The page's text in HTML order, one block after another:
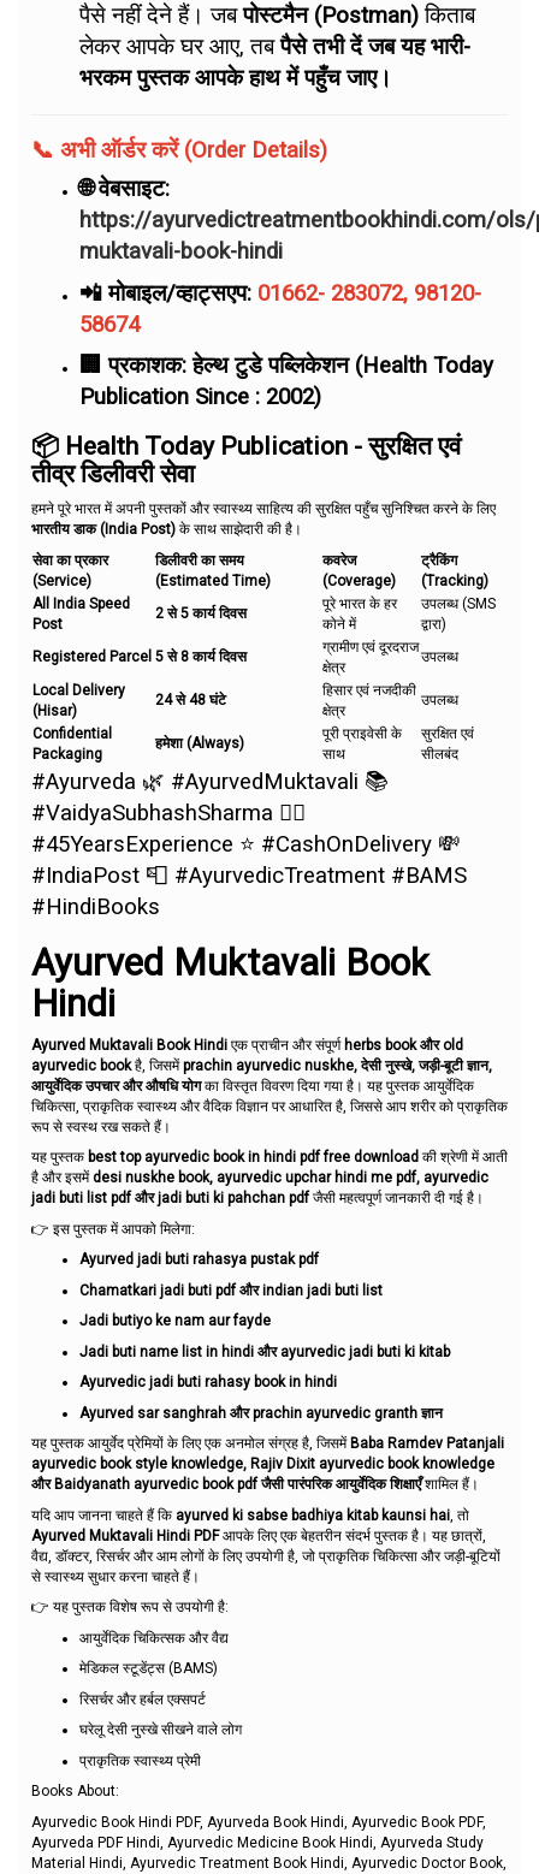
पैसे नहीं देने हैं। जबपोस्टमैन (Postman)किताब
लेकर आपके घर आए, तबपैसे तभी दें जब यह भारी-
भरकम पुस्तक आपके हाथ में पहुँच जाए।
📞 अभी ऑर्डर करें (Order Details)
🌐 वेबसाइट:
https://ayurvedictreatmentbookhindi.com/
muktavali-book-hindi
📲 मोबाइल/व्हाट्सएप: 01662- 283072, 98120-
58674
🏢 प्रकाशक: हेल्थ टुडे पब्लिकेशन (Health Today
Publication Since : 2002)
📦 Health Today Publication - सुरक्षित एवं
तीव्र डिलीवरी सेवा
हमने पूरे भारत में अपनी पुस्तकों और स्वास्थ्य साहित्य की सुरक्षित पहुँच सुनिश्चित करने के लिए
भारतीय डाक (India Post) के साथ साझेदारी की है।
सेवा का प्रकार
(Service)
डिलीवरी का समय
(Estimated Time)
कवरेज
(Coverage)
ट्रैकिंग
(Tracking)
All India Speed
Post
2 से 5 कार्य दिवस
पूरे भारत के हर
कोने में
उपलब्ध (SMS
द्वारा)
Registered Parcel 5 से 8 कार्य दिवस
ग्रामीण एवं दूरदराज
क्षेत्र
उपलब्ध
Local Delivery
(Hisar)
24 से 48 घंटे
हिसार एवं नजदीकी
क्षेत्र
उपलब्ध
Confidential
Packaging
हमेशा (Always)
पूरी प्राइवेसी के
साथ
सुरक्षित एवं
सीलबंद
#Ayurveda 🌿 #AyurvedMuktavali 📚
#VaidyaSubhashSharma 👨‍⚕️
#45YearsExperience ⭐ #CashOnDelivery 💸
#IndiaPost 📮 #AyurvedicTreatment #BAMS
#HindiBooks
Ayurved Muktavali Book
Hindi
Ayurved Muktavali Book Hindi एक प्राचीन और संपूर्ण herbs book और old
ayurvedic bookहै, जिसमेंprachin ayurvedic nuskhe, देसी नुस्खे, जड़ी-बूटी ज्ञान,
आयुर्वेदिक उपचार और औषधि योगका विस्तृत विवरण दिया गया है। यह पुस्तक आयुर्वेदिक
चिकित्सा, प्राकृतिक स्वास्थ्य और वैदिक विज्ञान पर आधारित है, जिससे आप शरीर को प्राकृतिक
रूप से स्वस्थ रख सकते हैं।
यह पुस्तक best top ayurvedic book in hindi pdf free download की श्रेणी में आती
है और इसमेंdesi nuskhe book, ayurvedic upchar hindi me pdf, ayurvedic
jadi buti list pdf और jadi buti ki pahchan pdf जैसी महत्वपूर्ण जानकारी दी गई है।
👉 इस पुस्तक में आपको मिलेगा:
Ayurved jadi buti rahasya pustak pdf
Chamatkari jadi buti pdf और indian jadi buti list
Jadi butiyo ke nam aur fayde
Jadi buti name list in hindi और ayurvedic jadi buti ki kitab
Ayurvedic jadi buti rahasy book in hindi
Ayurved sar sanghrah और prachin ayurvedic granth ज्ञान
यह पुस्तक आयुर्वेद प्रेमियों के लिए एक अनमोल संग्रह है, जिसमें Baba Ramdev Patanjali
ayurvedic book style knowledge, Rajiv Dixit ayurvedic book knowledge
और Baidyanath ayurvedic book pdf जैसी पारंपरिक आयुर्वेदिक शिक्षाएँशामिल हैं।
यदि आप जानना चाहते हैं कि ayurved ki sabse badhiya kitab kaunsi hai , तो
Ayurved Muktavali Hindi PDFआपके लिए एक बेहतरीन संदर्भ पुस्तक है। यह छात्रों,
वैद्य, डॉक्टर, रिसर्चर और आम लोगों के लिए उपयोगी है, जो प्राकृतिक चिकित्सा और जड़ी-बूटियों
से स्वास्थ्य सुधार करना चाहते हैं।
👉 यह पुस्तक विशेष रूप से उपयोगी है:
आयुर्वेदिक चिकित्सक और वैद्य
मेडिकल स्टूडेंट्स (BAMS)
रिसर्चर और हर्बल एक्सपर्ट
घरेलू देसी नुस्खे सीखने वाले लोग
प्राकृतिक स्वास्थ्य प्रेमी
Books About:
Ayurvedic Book Hindi PDF, Ayurveda Book Hindi, Ayurvedic Book PDF,
Ayurveda PDF Hindi, Ayurvedic Medicine Book Hindi, Ayurveda Study
Material Hindi, Ayurvedic Treatment Book Hindi, Ayurvedic Doctor Book,